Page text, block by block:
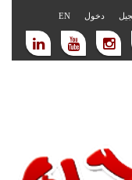
دخول EN